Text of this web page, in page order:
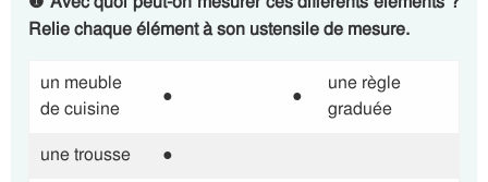
Relie chaque élément à son ustensile de mesure.
un meuble
de cuisine
● ●
une règle
graduée
une trousse
●